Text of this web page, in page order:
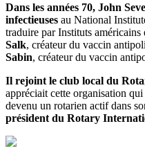
Dans les années 70, John
infectieuses au National
traduire par Instituts
Salk, créateur du vaccin
Sabin, créateur du vaccin
Il rejoint le club local du
appréciait cette organisation
devenu un rotarien actif dans
président du Rotary